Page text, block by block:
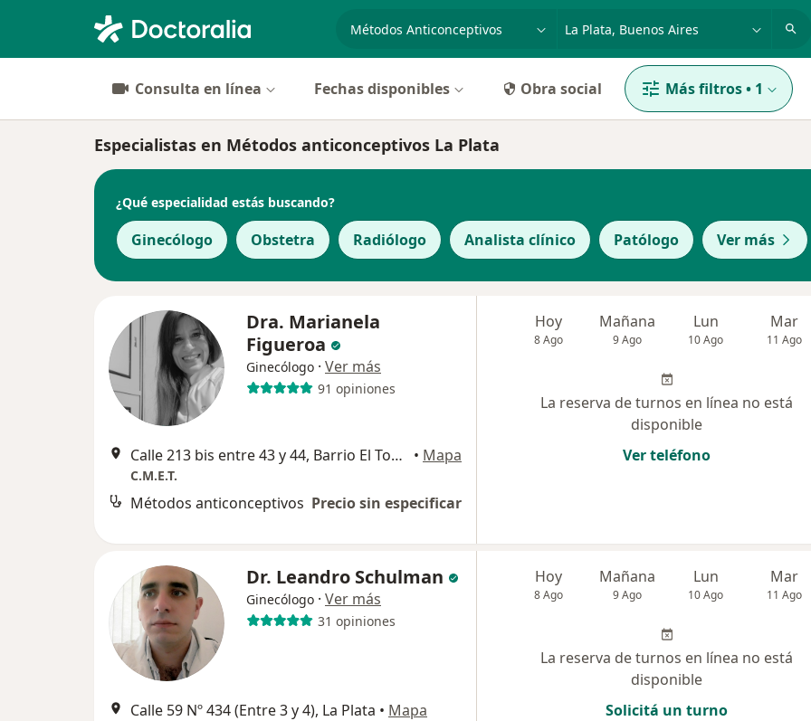
especialidad, enfermedad o nombre
Consulta en línea Fechas disponibles Obra social Más filtros• 1
Especialistas en Métodos anticonceptivos La Plata
¿Qué especialidad estás buscando?
Ginecólogo Obstetra Radiólogo Analista clínico Patólogo Ver más
Dra. Marianela
Figueroa
Ginecólogo · Ver más
91 opiniones
Calle 213 bis entre 43 y 44, Barrio El Toboso, Lisandro Olmos • Mapa
C.M.E.T.
Métodos anticonceptivos Precio sin especificar
Hoy
8 Ago
Mañana
9 Ago
Lun
10 Ago
Mar
11 Ago
La reserva de turnos en línea no está
disponible
Ver teléfono
Dr. Leandro Schulman
Ginecólogo · Ver más
31 opiniones
Calle 59 Nº 434 (Entre 3 y 4), La Plata • Mapa
Hoy
8 Ago
Mañana
9 Ago
Lun
10 Ago
Mar
11 Ago
La reserva de turnos en línea no está
disponible
Solicitá un turno